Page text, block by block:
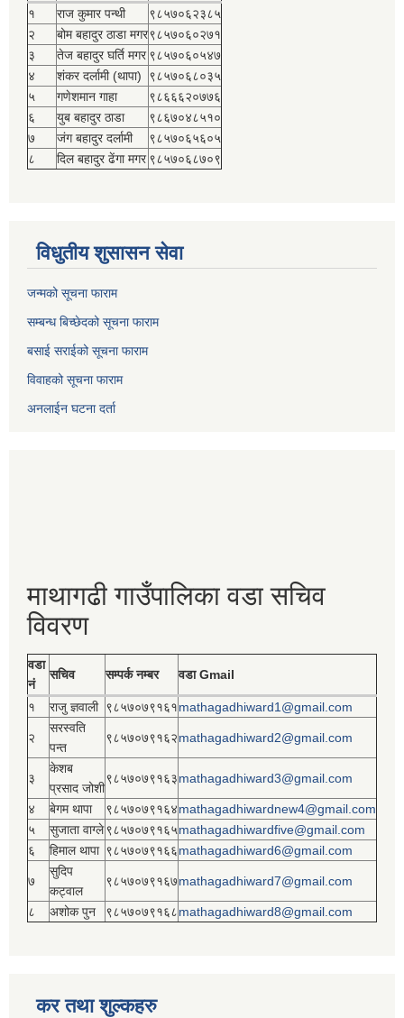
१ राज कुमार पन्थी
९८५७०६२३८५
२
बोम बहादुर ठाडा मगर९८५७०६०२७१
३
तेज बहादुर घर्ति मगर ९८५७०६०५४७
४
शंकर दर्लामी (थापा)
९८५७०६८०३५
५
गणेशमान गाहा
९८६६६२०७७६
६
युब बहादुर ठाडा
९८६७०४८५१०
७
जंग बहादुर दर्लामी
९८५७०६५६०५
८
दिल बहादुर ढेंगा मगर ९८५७०६८७०९
विधुतीय शुसासन सेवा
जन्मको सूचना फाराम
सम्बन्ध बिच्छेदको सूचना फाराम
बसाई सराईको सूचना फाराम
विवाहको सूचना फाराम
अनलाईन घटना दर्ता
माथागढी गाउँपालिका वडा सचिव
विवरण
वडा
नं
सचिव सम्पर्क नम्बर वडा Gmail
१ राजु ज्ञवाली ९८५७०७९१६१mathagadhiward1@gmail.com
२
सरस्वति
पन्त
९८५७०७९१६२mathagadhiward2@gmail.com
३
केशब
प्रसाद जोशी
९८५७०७९१६३mathagadhiward3@gmail.com
४ बेगम थापा ९८५७०७९१६४mathagadhiwardnew4@gmail.com
५
सुजाता वाग्ले९८५७०७९१६५mathagadhiwardfive@gmail.com
६
हिमाल थापा ९८५७०७९१६६mathagadhiward6@gmail.com
७
सुदिप
कट्वाल
९८५७०७९१६७mathagadhiward7@gmail.com
८ अशोक पुन ९८५७०७९१६८mathagadhiward8@gmail.com
कर तथा शुल्कहरु